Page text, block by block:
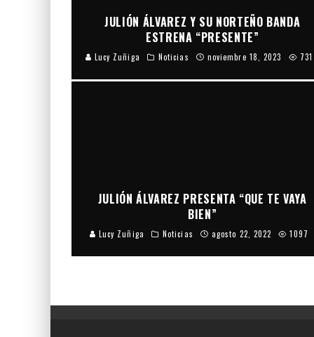
JULIÓN ÁLVAREZ Y SU NORTEÑO BANDA
ESTRENA “PRESENTE”
Lucy Zuñiga Noticias noviembre 18, 2023 731
JULIÓN ÁLVAREZ PRESENTA “QUE TE VAYA
BIEN”
Lucy Zuñiga Noticias agosto 22, 2022 1097